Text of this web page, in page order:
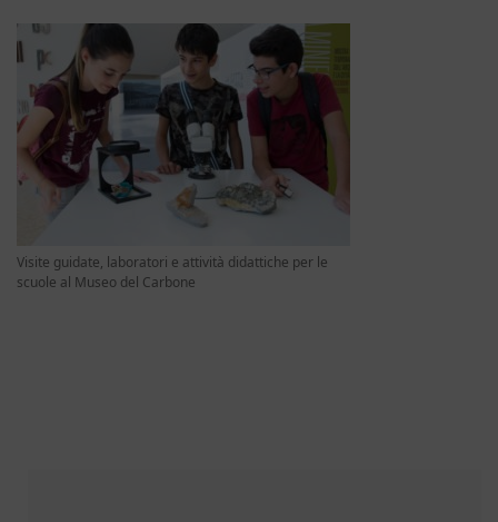
Visite guidate, laboratori e attività didattiche per le
scuole al Museo del Carbone